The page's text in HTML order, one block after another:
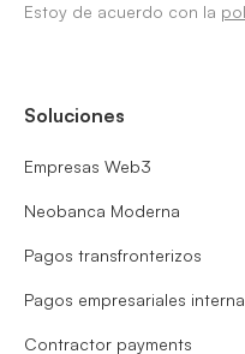
Estoy de acuerdo con la
Soluciones
Empresas Web3
Neobanca Moderna
Pagos transfronterizos
Pagos empresariales
Contractor payments